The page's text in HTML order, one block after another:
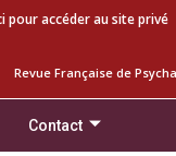
pour accéder au site privé
Revue Française de
Contact